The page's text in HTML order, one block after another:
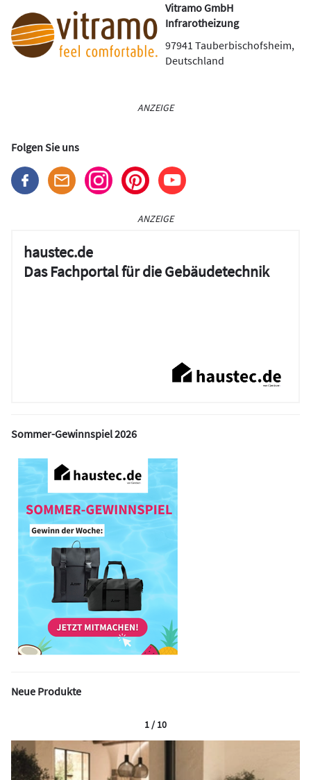
Vitramo GmbH
Infrarotheizung
97941Tauberbischofsheim,
Deutschland
ANZEIGE
Folgen Sie uns
ANZEIGE
haustec.de
Das Fachportal für die Gebäudetechnik
Sommer-Gewinnspiel 2026
Neue Produkte
1 / 10